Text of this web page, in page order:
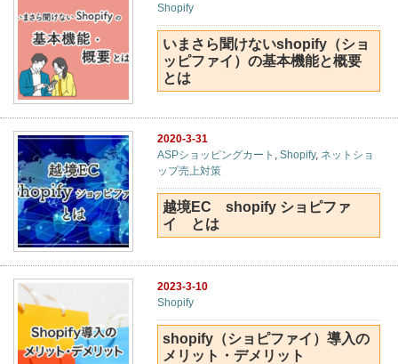
Shopify
いまさら聞けないshopify（ショ
ッピファイ）の基本機能と概要
とは
2020-3-31
ASPショッピングカート ,Shopify, ネットショ
ップ売上対策
越境EC shopify ショピファ
イ とは
2023-3-10
Shopify
shopify（ショピファイ）導入の
メリット・デメリット